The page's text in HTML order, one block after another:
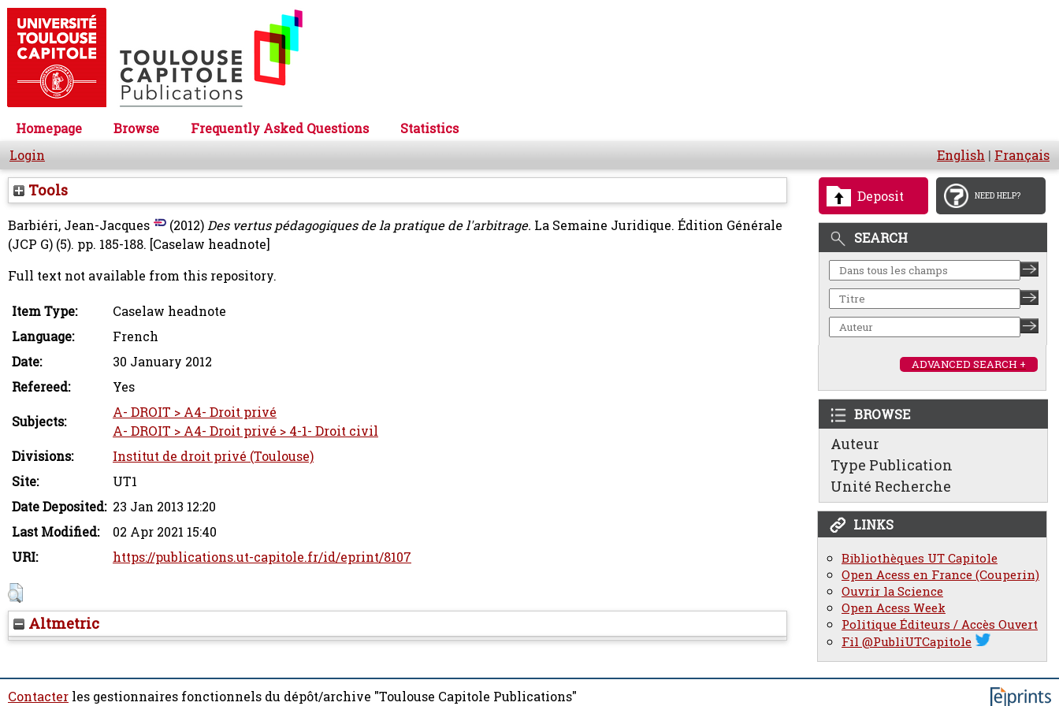
Homepage Browse Frequently Asked Questions
Statistics
Login
English | Français
Deposit NEED HELP?
SEARCH
ADVANCED SEARCH +
BROWSE
Auteur
Type Publication
Unité Recherche
LINKS
Bibliothèques UT Capitole
Open Acess en France (Couperin)
Ouvrir la Science
Open Acess Week
Politique Éditeurs / Accès Ouvert
Fil @PubliUTCapitole
Tools
Barbiéri, Jean-Jacques (2012)Des vertus pédagogiques de la pratique de l'arbitrage. La Semaine Juridique. Édition Générale
(JCP G) (5). pp. 185-188. [Caselaw headnote]
Full text not available from this repository.
Item Type:
Caselaw headnote
Language:
French
Date:
30 January 2012
Refereed:
Yes
Subjects:
A- DROIT > A4- Droit privé
A- DROIT > A4- Droit privé > 4-1- Droit civil
Divisions:
Institut de droit privé (Toulouse)
Site:
UT1
Date Deposited: 23 Jan 2013 12:20
Last Modified:
02 Apr 2021 15:40
URI:
https://publications.ut-capitole.fr/id/eprint/8107
Altmetric
Contacter les gestionnaires fonctionnels du dépôt/archive "Toulouse Capitole Publications"